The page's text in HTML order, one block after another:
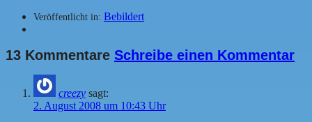
Veröffentlicht in: Bebildert
13 Kommentare Schreibe einen Kommentar
creezy sagt:
2. August 2008 um 10:43 Uhr